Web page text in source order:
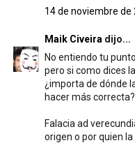
14 de noviembre de
Maik Civeira dijo...
No entiendo tu
pero si como dices
¿importa de dónde
hacer más correcta?
Falacia ad
origen o por quien